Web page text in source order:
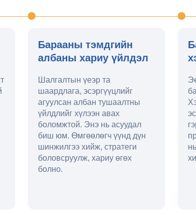
Барааны тэмдгийн
албаны хариу үйлдэл
Шалгалтын үеэр та
шаардлага, эсэргүүцлийг
агуулсан албан тушаалтны
үйлдлийг хүлээн авах
боломжтой. Энэ нь асуудал
биш юм. Өмгөөлөгч үүнд дүн
шинжилгээ хийж, стратеги
боловсруулж, хариу өгөх
болно.